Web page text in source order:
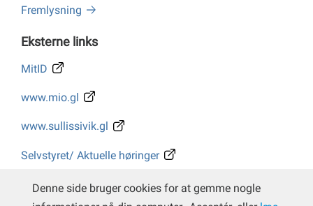
Fremlysning
Eksterne links
MitID
www.mio.gl
www.sullissivik.gl
Selvstyret/ Aktuelle høringer
Whistleblower
Denne side bruger cookies for at gemme nogle